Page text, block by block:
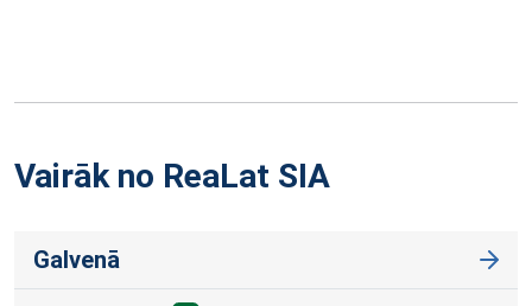
Vairāk no ReaLat SIA
Galvenā